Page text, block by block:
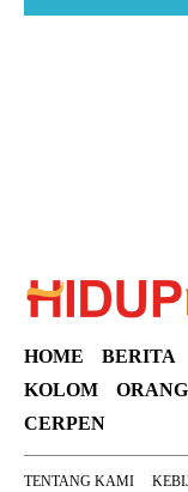
HOME BERITA
KOLOM
CERPEN
TENTANG KAMI